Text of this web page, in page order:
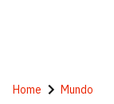
Home Mundo